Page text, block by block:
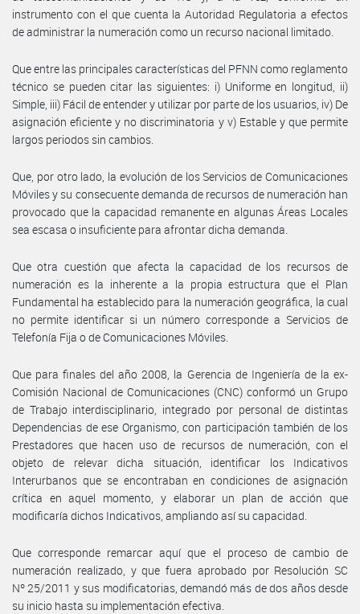
instrumento con el que cuenta la Autoridad Regulatoria a efectos
de administrar la numeración como un recurso nacional limitado.
Que entre las principales características del PFNN como reglamento
técnico se pueden citar las siguientes: i) Uniforme en longitud, ii)
Simple, iii) Fácil de entender y utilizar por parte de los usuarios, iv) De
asignación eficiente y no discriminatoria y v) Estable y que permite
largos periodos sin cambios.
Que, por otro lado, la evolución de los Servicios de Comunicaciones
Móviles y su consecuente demanda de recursos de numeración han
provocado que la capacidad remanente en algunas Áreas Locales
sea escasa o insuficiente para afrontar dicha demanda.
Que otra cuestión que afecta la capacidad de los recursos de
numeración es la inherente a la propia estructura que el Plan
Fundamental ha establecido para la numeración geográfica, la cual
no permite identificar si un número corresponde a Servicios de
Telefonía Fija o de Comunicaciones Móviles.
Que para finales del año 2008, la Gerencia de Ingeniería de la ex-
Comisión Nacional de Comunicaciones (CNC) conformó un Grupo
de Trabajo interdisciplinario, integrado por personal de distintas
Dependencias de ese Organismo, con participación también de los
Prestadores que hacen uso de recursos de numeración, con el
objeto de relevar dicha situación, identificar los Indicativos
Interurbanos que se encontraban en condiciones de asignación
crítica en aquel momento, y elaborar un plan de acción que
modificaría dichos Indicativos, ampliando así su capacidad.
Que corresponde remarcar aquí que el proceso de cambio de
numeración realizado, y que fuera aprobado por Resolución SC
Nº 25/2011 y sus modificatorias, demandó más de dos años desde
su inicio hasta su implementación efectiva.